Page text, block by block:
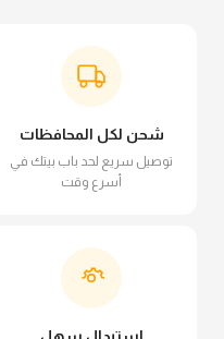
شحن لكل المحافظات
توصيل سريع لحد باب بيتك في
أسرع وقت